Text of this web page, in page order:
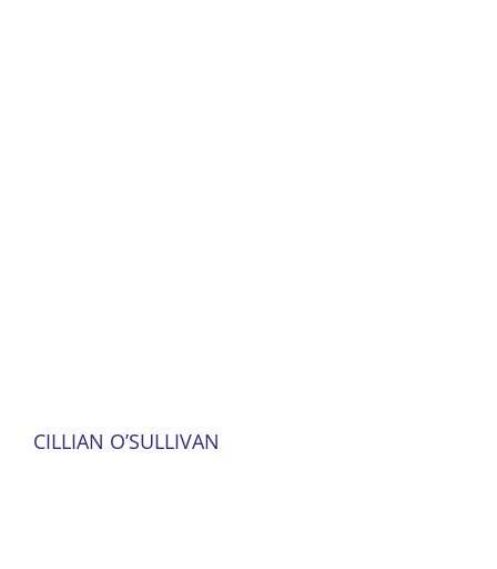
CILLIAN O’SULLIVAN